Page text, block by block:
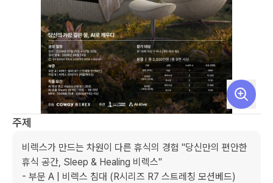
주제
비렉스가 만드는 차원이 다른 휴식의 경험 "당신만의 편안한
휴식 공간, Sleep & Healing 비렉스"
- 부문 A | 비렉스 침대 (R시리즈 R7 스트레칭 모션베드)